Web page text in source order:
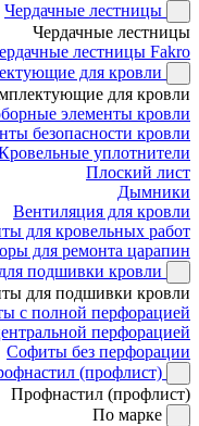
Чердачные лестницы
Чердачные лестницы
лестницы Fakro
для кровли
для кровли
элементы кровли
безопасности кровли
уплотнители
Плоский лист
Дымники
Вентиляция для кровли
для кровельных работ
для ремонта царапин
подшивки кровли
для подшивки кровли
с полной перфорацией
перфорацией
Софиты без перфорации
(профлист)
Профнастил (профлист)
По марке